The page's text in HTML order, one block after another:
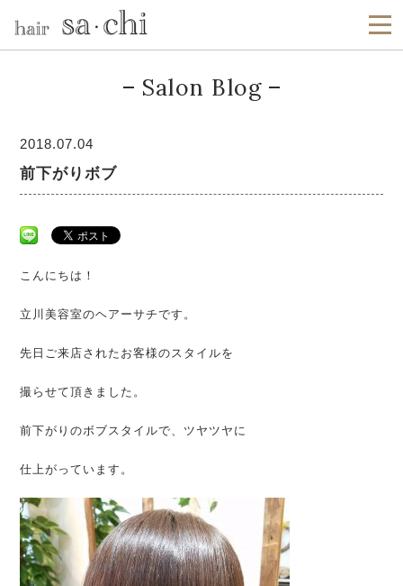
Salon Blog
2018.07.04
前下がりボブ
こんにちは！
立川美容室のヘアーサチです。
先日ご来店されたお客様のスタイルを
撮らせて頂きました。
前下がりのボブスタイルで、ツヤツヤに
仕上がっています。